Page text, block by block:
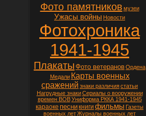
Фото памятников музеи
Ужасы войны Новости
Фотохроника
1941-1945
Плакаты Фото ветерановОрдена
Медали Карты военных
сражений знаки различиястатьи
Нагрудные знаки Сериалы о вооружении
времен ВОВ Униформа РККА 1941-1945
караоке песникниги фильмы Газеты
военных летЖурналы военных лет